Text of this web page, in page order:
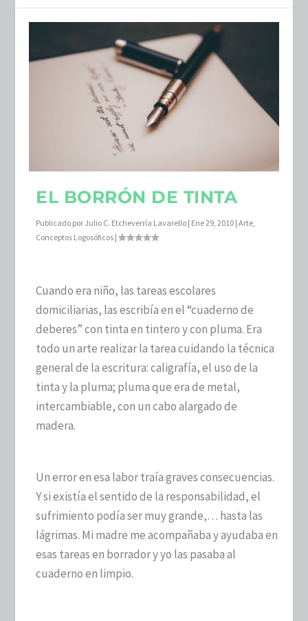
EL BORRÓN DE TINTA
Publicado por Julio C. Etcheverría Lavarello | Ene 29, 2010 |Arte,
Conceptos Logosóficos |
Cuando era niño, las tareas escolares
domiciliarias, las escribía en el “cuaderno de
deberes” con tinta en tintero y con pluma. Era
todo un arte realizar la tarea cuidando la técnica
general de la escritura: caligrafía, el uso de la
tinta y la pluma; pluma que era de metal,
intercambiable, con un cabo alargado de
madera.
Un error en esa labor traía graves consecuencias.
Y si existía el sentido de la responsabilidad, el
sufrimiento podía ser muy grande,… hasta las
lágrimas. Mi madre me acompañaba y ayudaba en
esas tareas en borrador y yo las pasaba al
cuaderno en limpio.